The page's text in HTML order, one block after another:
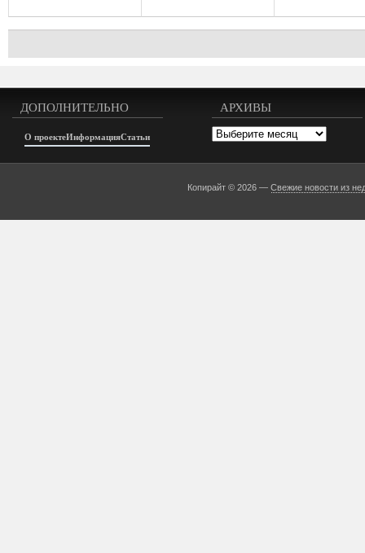
ДОПОЛНИТЕЛЬНО
О проектеИнформацияСтатьи
АРХИВЫ
Архивы
Копирайт © 2026 —Свежие новости из